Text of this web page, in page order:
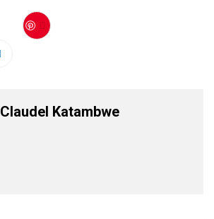
Claudel Katambwe